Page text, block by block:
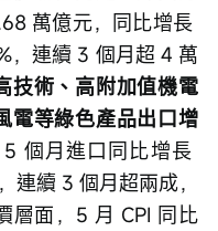
萬億元，同比增長
，連續 3 個月超 4 萬
技術、高附加值機電
電等綠色產品出口增
個月進口同比增長
連續 3 個月超兩成，
層面，5 月 CPI 同比